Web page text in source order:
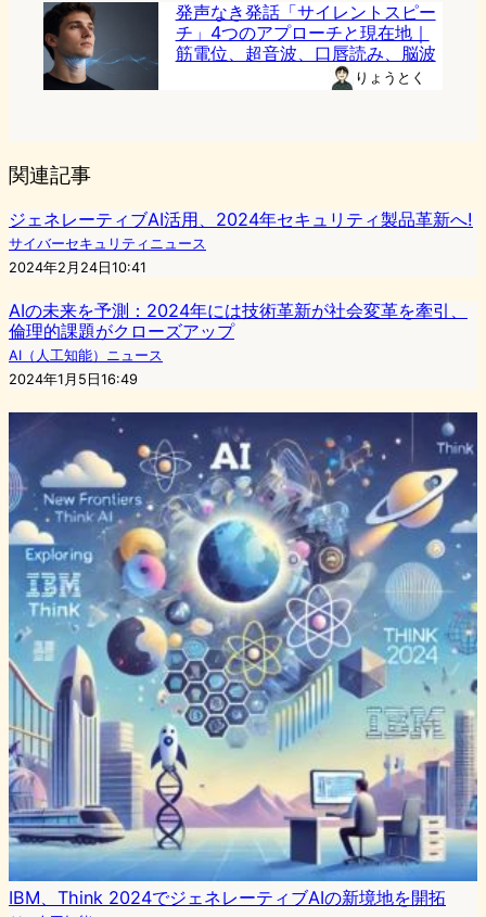
発声なき発話「サイレントスピー
チ」4つのアプローチと現在地｜
筋電位、超音波、口唇読み、脳波
りょうとく
関連記事
ジェネレーティブAI活用、2024年セキュリティ製品革新へ!
サイバーセキュリティニュース
2024年2月24日10:41
AIの未来を予測：2024年には技術革新が社会変革を牽引、
倫理的課題がクローズアップ
AI（人工知能）ニュース
2024年1月5日16:49
IBM、Think 2024でジェネレーティブAIの新境地を開拓